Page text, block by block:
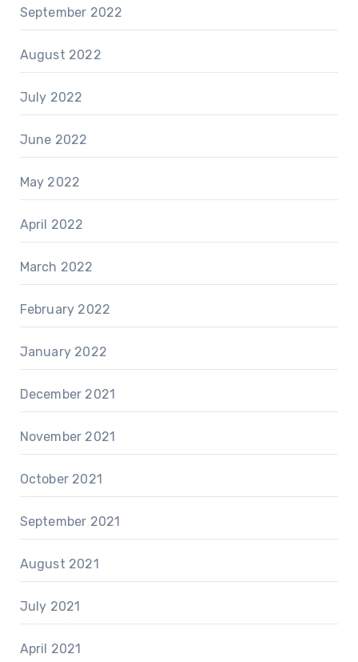
September 2022
August 2022
July 2022
June 2022
May 2022
April 2022
March 2022
February 2022
January 2022
December 2021
November 2021
October 2021
September 2021
August 2021
July 2021
April 2021